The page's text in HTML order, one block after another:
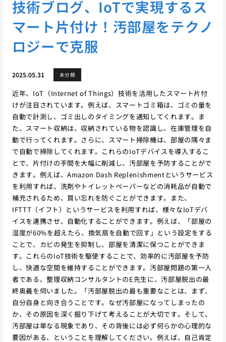
技術ブログ、IoTで実現するス
マート片付け！汚部屋をテクノ
ロジーで克服
2025.05.31 未分類
近年、IoT（Internet of Things）技術を活用したスマート片付
けが注目されています。例えば、スマートゴミ箱は、ゴミの量を
自動で計測し、ゴミ出しのタイミングを通知してくれます。ま
た、スマート収納は、収納されている物を認識し、在庫管理を自
動で行ってくれます。さらに、スマート掃除機は、部屋の隅々ま
で自動で掃除してくれます。これらのIoTデバイスを導入するこ
とで、片付けの手間を大幅に削減し、汚部屋を予防することがで
きます。例えば、Amazon Dash Replenishmentというサービス
を利用すれば、洗剤やトイレットペーパーなどの消耗品が自動で
補充されるため、買い忘れを防ぐことができます。また、
IFTTT（イフト）というサービスを利用すれば、様々なIoTデバ
イスを連携させ、自動化することができます。例えば、「部屋の
湿度が60%を超えたら、換気扇を自動で回す」という設定をする
ことで、カビの発生を抑制し、部屋を清潔に保つことができま
す。これらのIoT技術を駆使することで、効率的に汚部屋を予防
し、快適な空間を維持することができます。汚部屋問題の第一人
者である、整理収納コンサルタントのE先生に、汚部屋脱出の最
終奥義を伺いました。「汚部屋脱出の最も重要なことは、まず、
自分自身と向き合うことです。なぜ汚部屋になってしまったの
か、その原因を深く掘り下げて考えることが大切です。そして、
汚部屋は単なる現象であり、その背後には必ず何らかの心理的な
要因がある、ということを理解してください。例えば、自己肯定